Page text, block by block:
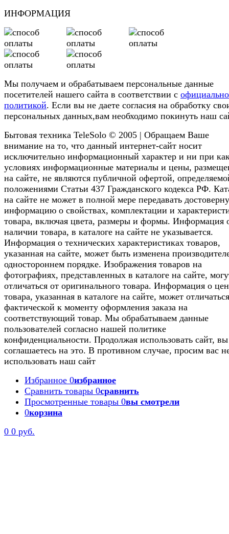
ИНФОРМАЦИЯ
Мы получаем и обрабатываем персональные данные
посетителей нашего сайта в соответствии с
политикой. Если вы не даете согласия на обработку
персональных данных,вам необходимо покинуть наш
Бытовая техника TeleSolo © 2005 | Обращаем Ваше
внимание на то, что данный интернет-сайт носит
исключительно информационный характер и ни при
условиях информационные материалы и цены,
на сайте, не являются публичной офертой,
положениями Статьи 437 Гражданского кодекса РФ.
на сайте не может в полной мере передавать
информацию о свойствах, комплектации и
товара, включая цвета, размеры и формы. Информация
наличии товара, в каталоге на сайте не указывается.
Информация о технических характеристиках товаров,
указанная на сайте, может быть изменена
одностороннем порядке. Изображения товаров на
фотографиях, представленных в каталоге на сайте,
отличаться от оригинального товара. Информация о
товара, указанная в каталоге на сайте, может
фактической к моменту оформления заказа на
соответствующий товар. Мы обрабатываем данные
пользователей согласно нашей политике
конфиденциальности. Продолжая использовать сайт, вы
соглашаетесь на это. В противном случае, просим вас
использовать наш сайт
Избранное 0избранное
Сравнить товары 0сравнить
Просмотренные товары 0вы смотрели
0корзина
0 0 руб.